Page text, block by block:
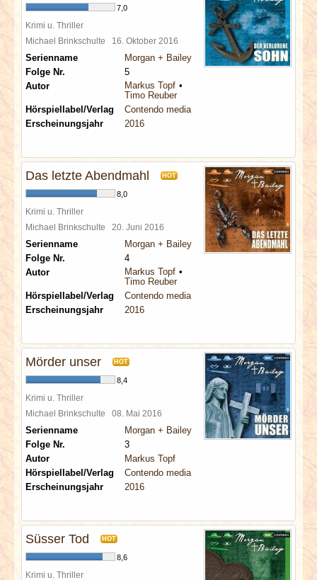
7,0
Krimi u. Thriller
Michael Brinkschulte 16. Oktober 2016
Serienname
Morgan + Bailey
Folge Nr.
5
Autor
Markus Topf
Timo Reuber
Hörspiellabel/Verlag
Contendo media
Erscheinungsjahr
2016
Das letzte Abendmahl HOT
8,0
Krimi u. Thriller
Michael Brinkschulte 20. Juni 2016
Serienname
Morgan + Bailey
Folge Nr.
4
Autor
Markus Topf
Timo Reuber
Hörspiellabel/Verlag
Contendo media
Erscheinungsjahr
2016
Mörder unser HOT
8,4
Krimi u. Thriller
Michael Brinkschulte 08. Mai 2016
Serienname
Morgan + Bailey
Folge Nr.
3
Autor
Markus Topf
Hörspiellabel/Verlag
Contendo media
Erscheinungsjahr
2016
Süsser Tod HOT
8,6
Krimi u. Thriller